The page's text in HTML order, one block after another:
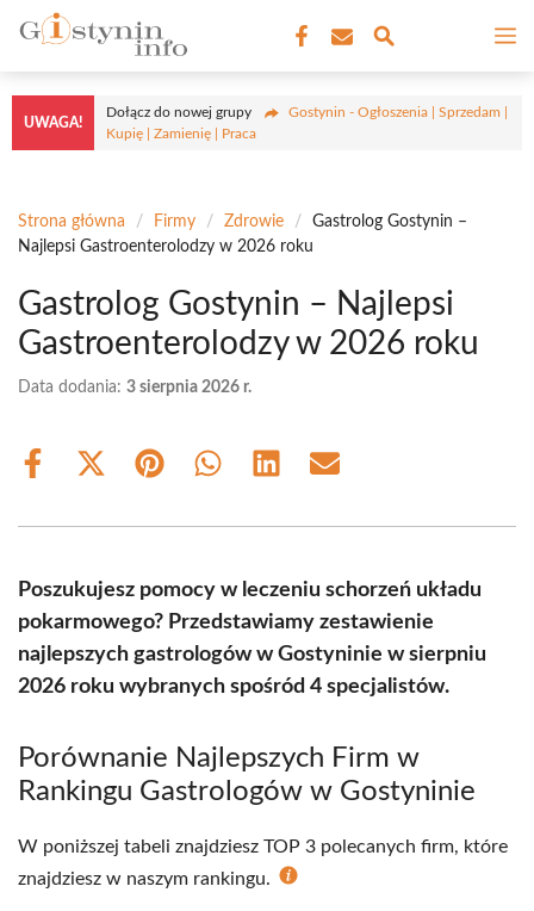
Przejdź
treści
UWAGA!
Dołącz do nowej grupy
Gostynin - Ogłoszenia | Sprzedam |
Kupię | Zamienię | Praca
Strona główna / Firmy / Zdrowie /
Gastrolog Gostynin –
Najlepsi Gastroenterolodzy w 2026 roku
Gastrolog Gostynin – Najlepsi
Gastroenterolodzy w 2026 roku
Data dodania: 3 sierpnia 2026 r.
Share
Share
(Twitter)
Share Share Share Share
Poszukujesz pomocy w leczeniu schorzeń układu
pokarmowego? Przedstawiamy zestawienie
najlepszych gastrologów w Gostyninie w sierpniu
2026 roku wybranych spośród 4 specjalistów.
Porównanie Najlepszych Firm w
Rankingu Gastrologów w Gostyninie
W poniższej tabeli znajdziesz TOP 3 polecanych firm, które
znajdziesz w naszym rankingu.